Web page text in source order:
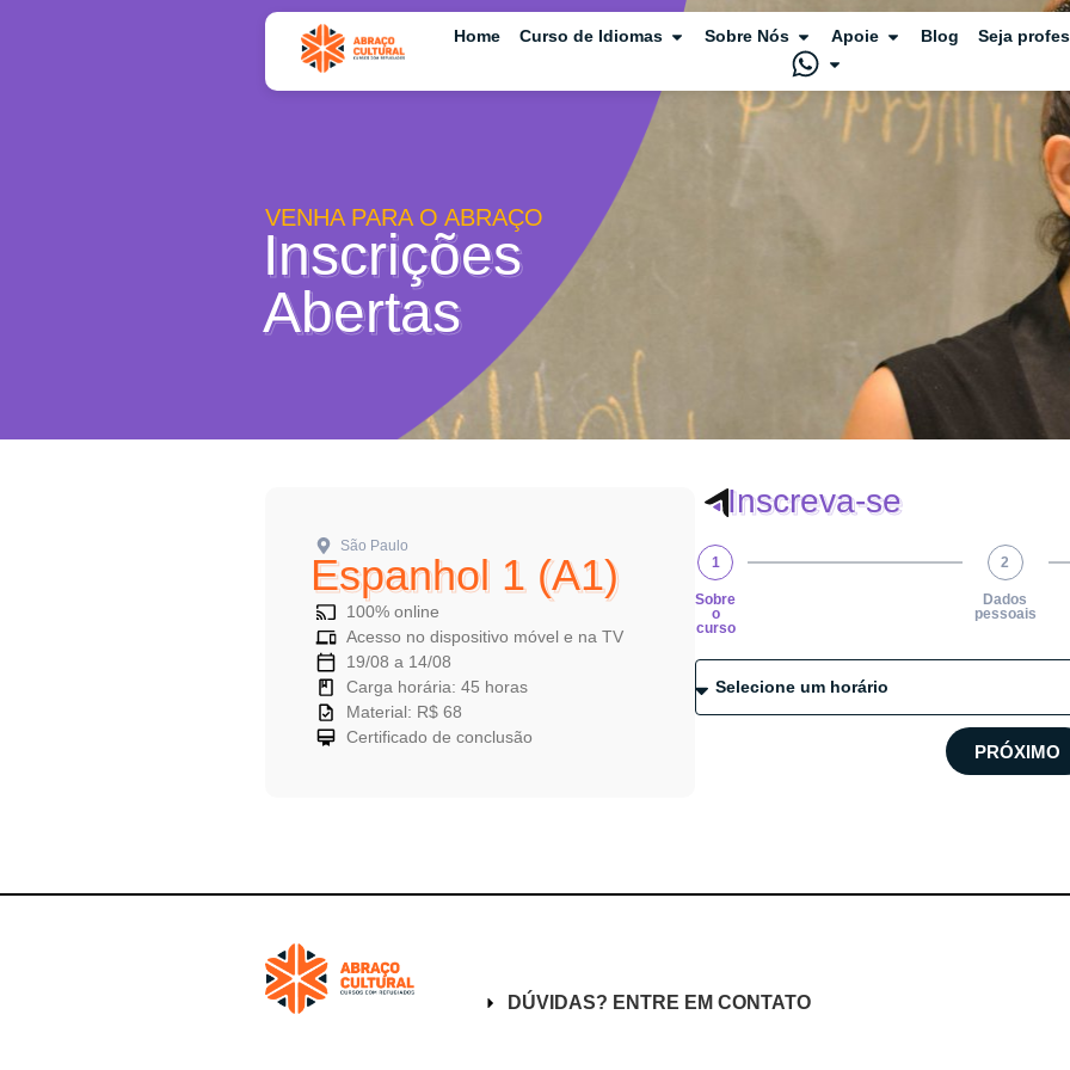
Home Curso de Idiomas Sobre Nós Apoie Blog Seja
VENHA PARA O ABRAÇO
Inscrições
Abertas
São Paulo
Espanhol 1 (A1)
100% online
Acesso no dispositivo móvel e na TV
19/08 a 14/08
Carga horária: 45 horas
Material: R$ 68
Certificado de conclusão
Inscreva-se
1
Sobre
o
curso
2
Dados
pessoais
PRÓXIMO
DÚVIDAS? ENTRE EM CONTATO